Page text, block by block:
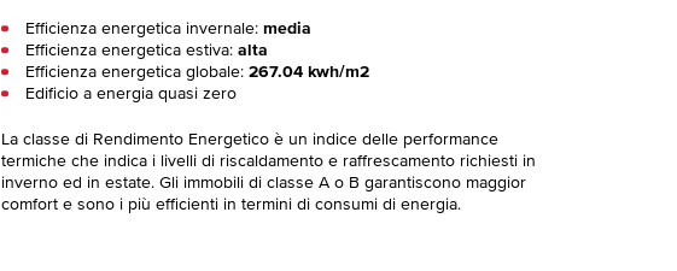
Efficienza energetica invernale:media
Efficienza energetica estiva:alta
Efficienza energetica globale:267.04 kwh/m2
Edificio a energia quasi zero
La classe di Rendimento Energetico è un indice delle performance
termiche che indica i livelli di riscaldamento e raffrescamento richiesti in
inverno ed in estate. Gli immobili di classe A o B garantiscono maggior
comfort e sono i più efficienti in termini di consumi di energia.